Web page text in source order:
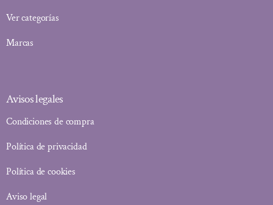
Ver categorías
Marcas
Avisos legales
Condiciones de compra
Política de privacidad
Política de cookies
Aviso legal